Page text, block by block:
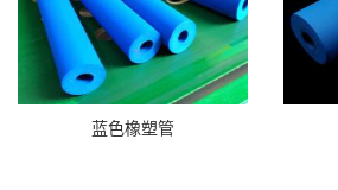
蓝色橡塑管